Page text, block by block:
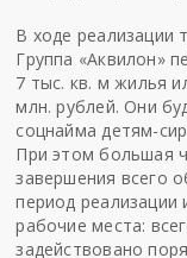
В ходе реализации
Группа «Аквилон»
7 тыс. кв. м жилья
млн. рублей. Они
соцнайма детям-
При этом большая
завершения всего
период реализации
рабочие места:
задействовано